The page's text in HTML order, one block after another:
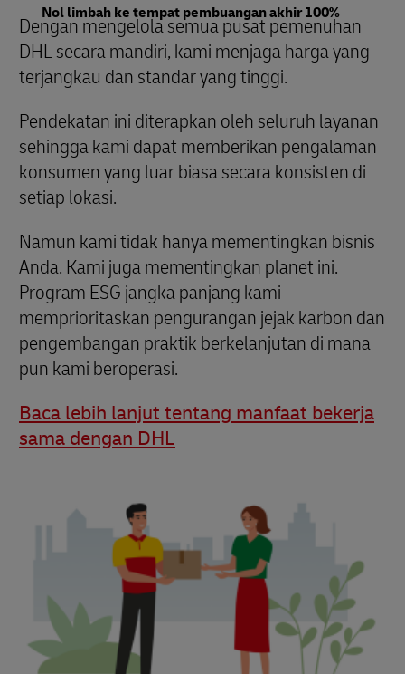
Nol limbah ke tempat pembuangan akhir 100%
Dengan mengelola semua pusat pemenuhan
DHL secara mandiri, kami menjaga harga yang
terjangkau dan standar yang tinggi.
Pendekatan ini diterapkan oleh seluruh layanan
sehingga kami dapat memberikan pengalaman
konsumen yang luar biasa secara konsisten di
setiap lokasi.
Namun kami tidak hanya mementingkan bisnis
Anda. Kami juga mementingkan planet ini.
Program ESG jangka panjang kami
memprioritaskan pengurangan jejak karbon dan
pengembangan praktik berkelanjutan di mana
pun kami beroperasi.
Baca lebih lanjut tentang manfaat bekerja
sama dengan DHL